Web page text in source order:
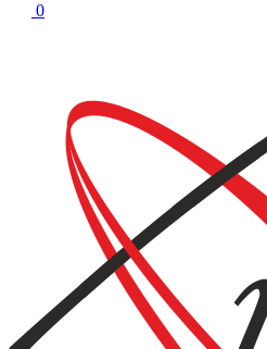
0